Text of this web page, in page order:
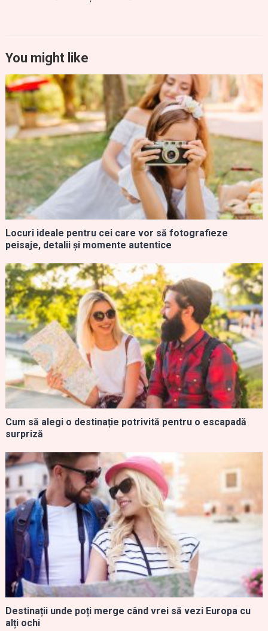
You might like
Locuri ideale pentru cei care vor să fotografieze
peisaje, detalii și momente autentice
Cum să alegi o destinație potrivită pentru o escapadă
surpriză
Destinații unde poți merge când vrei să vezi Europa cu
alți ochi